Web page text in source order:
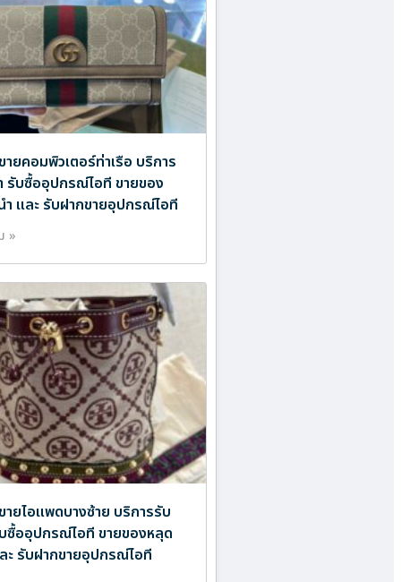
ายคอมพิวเตอร์ท่าเรือ บริการ
รับซื้ออุปกรณ์ไอที ขายของ
ำ และ รับฝากขายอุปกรณ์ไอที
»
ายไอแพดบางซ้าย บริการรับ
ซื้ออุปกรณ์ไอที ขายของหลุด
ะ รับฝากขายอุปกรณ์ไอที